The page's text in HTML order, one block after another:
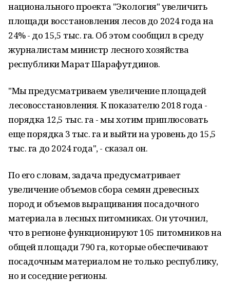
национального проекта "Экология" увеличить
площади восстановления лесов до 2024 года на
24% - до 15,5 тыс. га. Об этом сообщил в среду
журналистам министр лесного хозяйства
республики Марат Шарафутдинов.
"Мы предусматриваем увеличение площадей
лесовосстановления. К показателю 2018 года -
порядка 12,5 тыс. га - мы хотим приплюсовать
еще порядка 3 тыс. га и выйти на уровень до 15,5
тыс. га до 2024 года", - сказал он.
По его словам, задача предусматривает
увеличение объемов сбора семян древесных
пород и объемов выращивания посадочного
материала в лесных питомниках. Он уточнил,
что в регионе функционируют 105 питомников на
общей площади 790 га, которые обеспечивают
посадочным материалом не только республику,
но и соседние регионы.